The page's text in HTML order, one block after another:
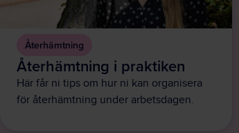
Återhämtning
Återhämtning i praktiken
Här får ni tips om hur ni kan organisera
för återhämtning under arbetsdagen.